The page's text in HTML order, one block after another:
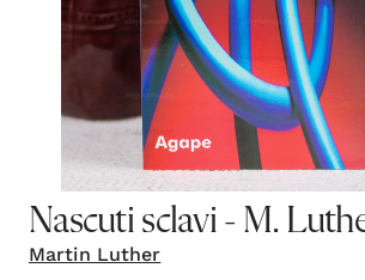
Nascuti sclavi - M.
Martin Luther